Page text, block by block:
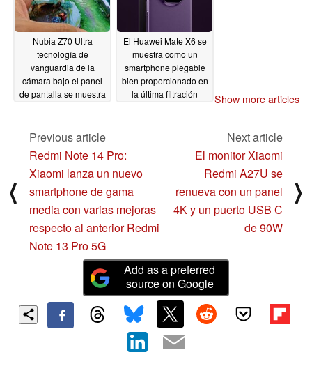
Nubia Z70 Ultra
tecnología de
vanguardia de la
cámara bajo el panel
de pantalla se muestra
El Huawei Mate X6 se
muestra como un
smartphone plegable
bien proporcionado en
la última filtración
Show more articles
⟨
Previous article
Redmi Note 14 Pro:
Xiaomi lanza un nuevo
smartphone de gama
media con varias mejoras
respecto al anterior Redmi
Note 13 Pro 5G
Next article
El monitor Xiaomi
Redmi A27U se
renueva con un panel
4K y un puerto USB C
de 90W
⟩
Add as a preferred
source on Google